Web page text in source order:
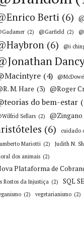
Berti (6)
(2) @Garfield (2)
(6) @i
(4)
M. Hare (3) @Roger
do bem-estar
Sellars (2) @Zingano
(6) cuidado
Mariotti (2) Judith N.
dos animais (2)
Plataforma de
Rostos da Injustiça (2) SQL
(2) vegetarianismo (2)